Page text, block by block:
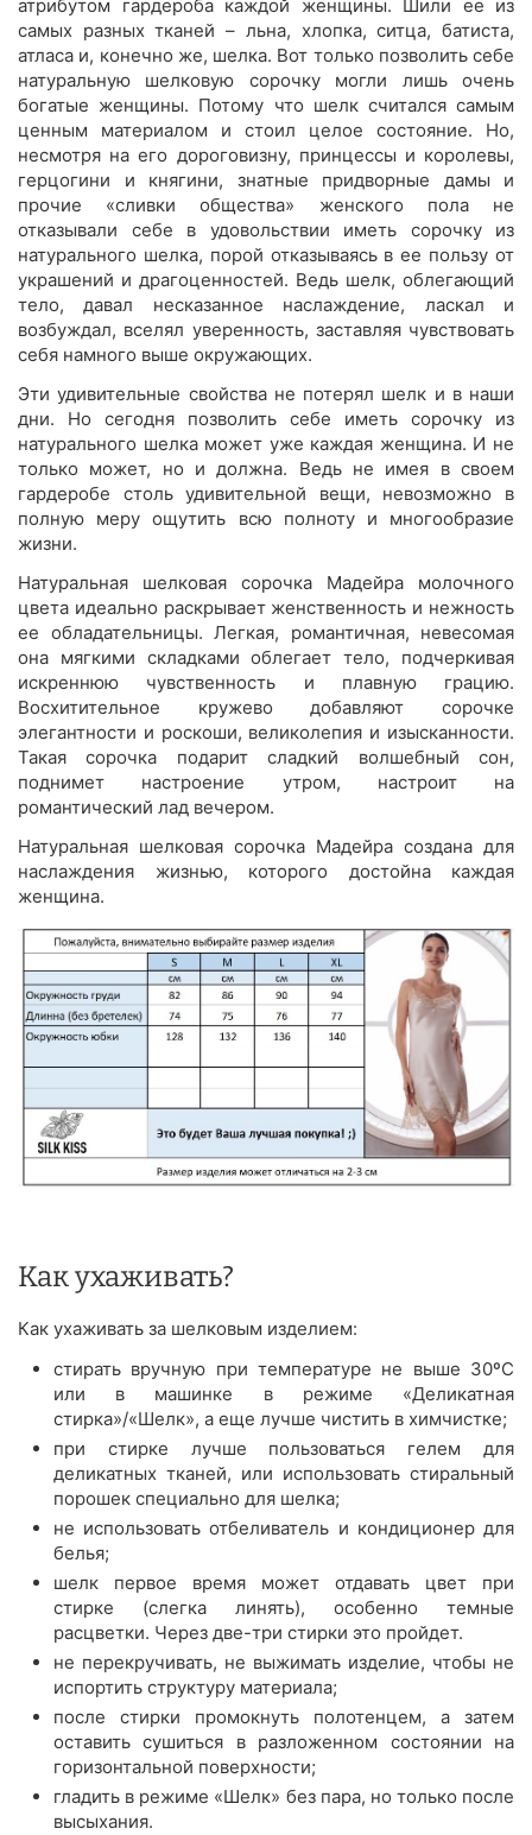
атрибутом гардероба каждой женщины. Шили ее из
самых разных тканей – льна, хлопка, ситца, батиста,
атласа и, конечно же, шелка. Вот только позволить себе
натуральную шелковую сорочку могли лишь очень
богатые женщины. Потому что шелк считался самым
ценным материалом и стоил целое состояние. Но,
несмотря на его дороговизну, принцессы и королевы,
герцогини и княгини, знатные придворные дамы и
прочие «сливки общества» женского пола не
отказывали себе в удовольствии иметь сорочку из
натурального шелка, порой отказываясь в ее пользу от
украшений и драгоценностей. Ведь шелк, облегающий
тело, давал несказанное наслаждение, ласкал и
возбуждал, вселял уверенность, заставляя чувствовать
себя намного выше окружающих.
Эти удивительные свойства не потерял шелк и в наши
дни. Но сегодня позволить себе иметь сорочку из
натурального шелка может уже каждая женщина. И не
только может, но и должна. Ведь не имея в своем
гардеробе столь удивительной вещи, невозможно в
полную меру ощутить всю полноту и многообразие
жизни.
Натуральная шелковая сорочка Мадейра молочного
цвета идеально раскрывает женственность и нежность
ее обладательницы. Легкая, романтичная, невесомая
она мягкими складками облегает тело, подчеркивая
искреннюю чувственность и плавную грацию.
Восхитительное кружево добавляют сорочке
элегантности и роскоши, великолепия и изысканности.
Такая сорочка подарит сладкий волшебный сон,
поднимет настроение утром, настроит на
романтический лад вечером.
Натуральная шелковая сорочка Мадейра создана для
наслаждения жизнью, которого достойна каждая
женщина.
Как ухаживать?
Как ухаживать за шелковым изделием:
стирать вручную при температуре не выше 30ºС
или в машинке в режиме «Деликатная
стирка»/«Шелк», а еще лучше чистить в химчистке;
при стирке лучше пользоваться гелем для
деликатных тканей, или использовать стиральный
порошек специально для шелка;
не использовать отбеливатель и кондиционер для
белья;
шелк первое время может отдавать цвет при
стирке (слегка линять), особенно темные
расцветки. Через две-три стирки это пройдет.
не перекручивать, не выжимать изделие, чтобы не
испортить структуру материала;
после стирки промокнуть полотенцем, а затем
оставить сушиться в разложенном состоянии на
горизонтальной поверхности;
гладить в режиме «Шелк» без пара, но только после
высыхания.